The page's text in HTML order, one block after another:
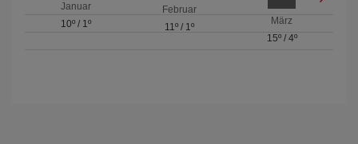
Januar
10º / 1º
Februar
11º/ 1º
März
15º/ 4º